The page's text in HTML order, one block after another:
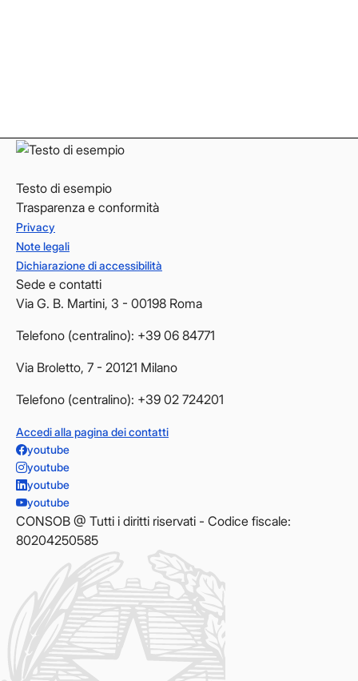
Testo di esempio
Trasparenza e conformità
Privacy
Note legali
Dichiarazione di accessibilità
Sede e contatti
Via G. B. Martini, 3 - 00198 Roma
Telefono (centralino): +39 06 84771
Via Broletto, 7 - 20121 Milano
Telefono (centralino): +39 02 724201
Accedi alla pagina dei contatti
youtube
youtube
youtube
youtube
CONSOB @ Tutti i diritti riservati - Codice fiscale:
80204250585